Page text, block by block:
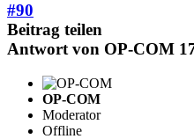
#90
Beitrag teilen
Antwort von OP-COM
OP-COM
Moderator
Offline